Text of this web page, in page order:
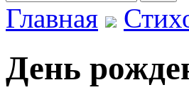
Главная
День